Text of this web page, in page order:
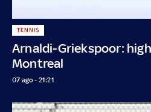
Arnaldi-Griekspoor:
Montreal
TENNIS
07 ago - 21:21